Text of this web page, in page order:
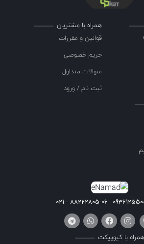
همراه با مشتریان
قوانین و مقررات
حریم خصوصی
سوالات متداول
ثبت نام / ورود
88222805-06 - 021
همراه با کیوپیکت